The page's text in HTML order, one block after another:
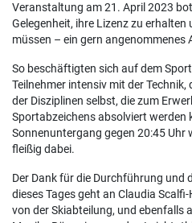
Veranstaltung am 21. April 2023
Gelegenheit, ihre Lizenz zu
müssen – ein gern angenommenes
So beschäftigten sich auf dem
Teilnehmer intensiv mit der
der Disziplinen selbst, die zum
Sportabzeichens absolviert werden
Sonnenuntergang gegen 20:45 Uhr
fleißig dabei.
Der Dank für die Durchführung und
dieses Tages geht an Claudia
von der Skiabteilung, und ebenfalls